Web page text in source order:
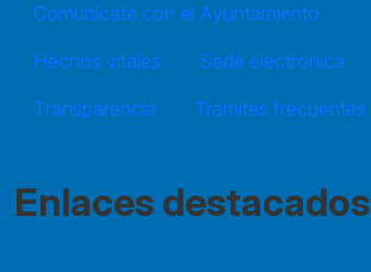
Comunícate con el Ayuntamiento
Hechos vitales
Sede electrónica
Transparencia
Trámites frecuentes
Enlaces destacados